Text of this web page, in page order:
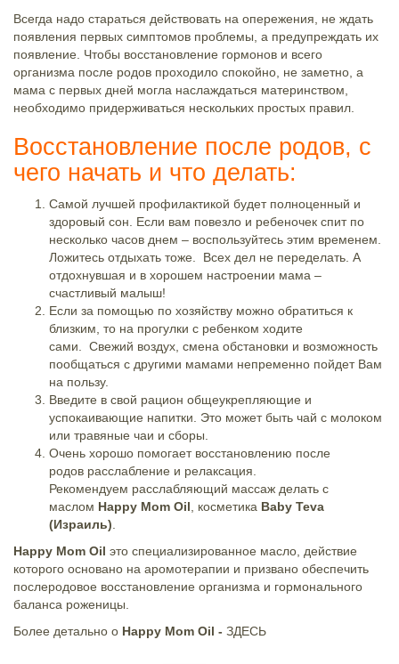
Всегда надо стараться действовать на опережения, не ждать
появления первых симптомов проблемы, а предупреждать их
появление. Чтобы восстановление гормонов и всего
организма после родов проходило спокойно, не заметно, а
мама с первых дней могла наслаждаться материнством,
необходимо придерживаться нескольких простых правил.
Восстановление после родов, с
чего начать и что делать:
Самой лучшей профилактикой будет полноценный и
здоровый сон. Если вам повезло и ребеночек спит по
несколько часов днем – воспользуйтесь этим временем.
Ложитесь отдыхать тоже. Всех дел не переделать. А
отдохнувшая и в хорошем настроении мама –
счастливый малыш!
Если за помощью по хозяйству можно обратиться к
близким, то на прогулки с ребенком ходите
сами. Свежий воздух, смена обстановки и возможность
пообщаться с другими мамами непременно пойдет Вам
на пользу.
Введите в свой рацион общеукрепляющие и
успокаивающие напитки. Это может быть чай с молоком
или травяные чаи и сборы.
Очень хорошо помогает восстановлению после
родов расслабление и релаксация.
Рекомендуем расслабляющий массаж делать с
маслом Happy Mom Oil , косметика Baby Teva
(Израиль)
Happy Mom Oil это специализированное масло, действие
которого основано на аромотерапии и призвано обеспечить
послеродовое восстановление организма и гормонального
баланса роженицы.
Более детально о Happy Mom Oil - ЗДЕСЬ